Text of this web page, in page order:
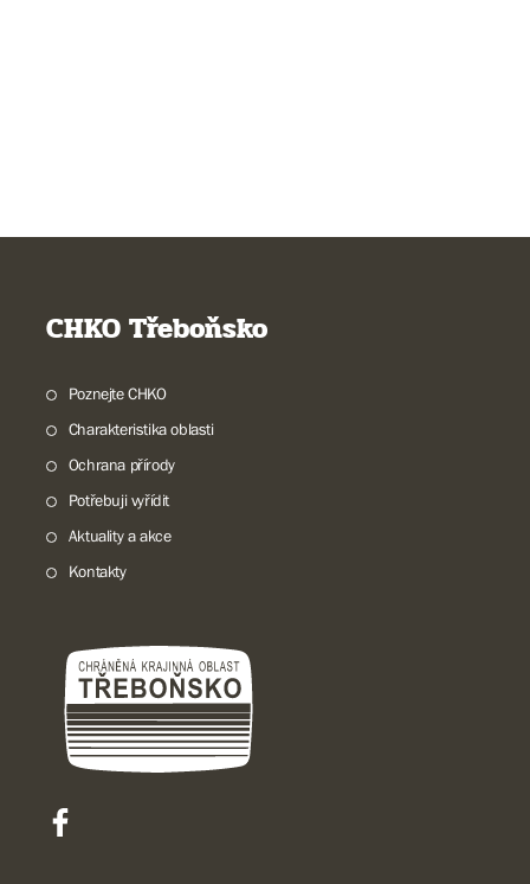
CHKO Třeboňsko
Poznejte CHKO
Charakteristika oblasti
Ochrana přírody
Potřebuji vyřídit
Aktuality a akce
Kontakty